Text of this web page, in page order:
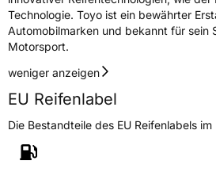
Technologie. Toyo ist ein bewährter
Automobilmarken und bekannt für sein
Motorsport.
weniger anzeigen
EU Reifenlabel
Die Bestandteile des EU Reifenlabels